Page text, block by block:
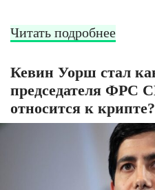
Читать подробнее
Кевин Уорш стал
председателя ФРС
относится к крипте?